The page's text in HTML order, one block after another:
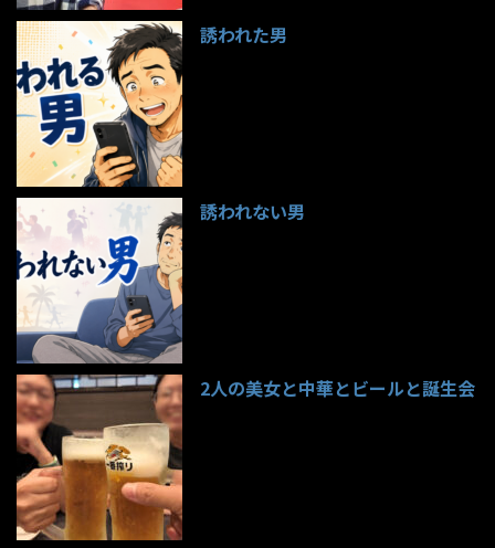
誘われた男
誘われない男
2人の美女と中華とビールと誕生会